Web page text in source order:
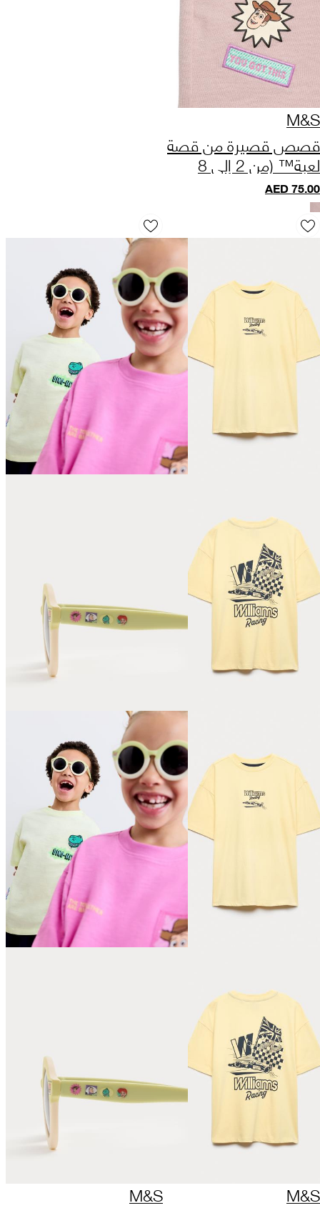
M&S
قصص قصيرة من قصة
لعبة™ (من 2 إلى 8
سنوات)
AED75.00
M&S
M&S